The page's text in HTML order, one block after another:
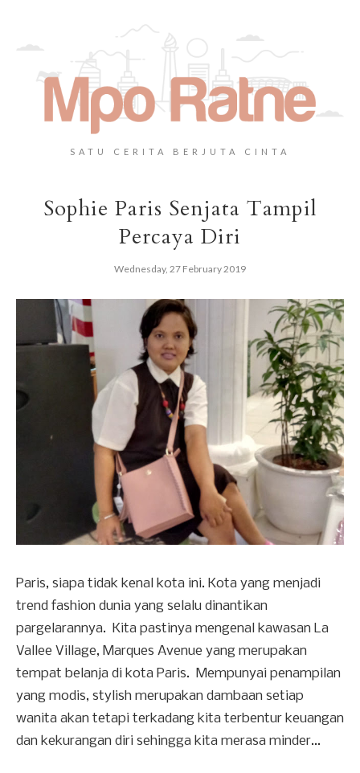
SATU CERITA BERJUTA CINTA
Sophie Paris Senjata Tampil
Percaya Diri
Wednesday, 27 February 2019
Paris, siapa tidak kenal kota ini. Kota yang menjadi
trend fashion dunia yang selalu dinantikan
pargelarannya. Kita pastinya mengenal kawasan La
Vallee Village, Marques Avenue yang merupakan
tempat belanja di kota Paris. Mempunyai penampilan
yang modis, stylish merupakan dambaan setiap
wanita akan tetapi terkadang kita terbentur keuangan
dan kekurangan diri sehingga kita merasa minder...